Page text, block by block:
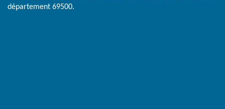
département 69500.